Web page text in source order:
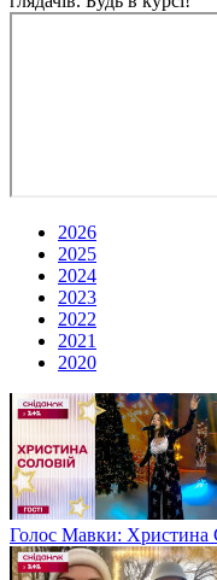
2026
2025
2024
2023
2022
2021
2020
Голос Мавки: Христина